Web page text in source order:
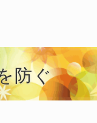
防ぐ